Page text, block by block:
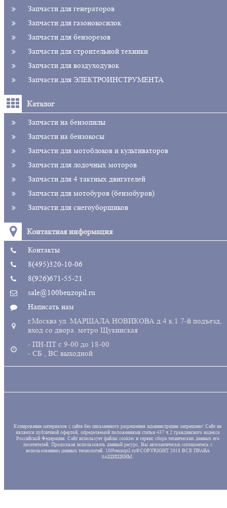
Запчасти для генераторов
Запчасти для газонокосилок
Запчасти для бензорезов
Запчасти для строительной техники
Запчасти для воздуходувок
Запчасти для ЭЛЕКТРОИНСТРУМЕНТА
Каталог
Запчасти на бензопилы
Запчасти на бензокосы
Запчасти для мотоблоков и культиваторов
Запчасти для лодочных моторов
Запчасти для 4 тактных двигателей
Запчасти для мотобуров (бензобуров)
Запчасти для снегоуборщиков
Контактная информация
Контакты
8(495)320-10-06
8(926)671-55-21
sale@100benzopil.ru
Написать нам
г.Москва ул. МАРШАЛА НОВИКОВА д.4 к.1 7-й подъезд,
вход со двора. метро Щукинская
- ПН-ПТ с 9-00 до 18-00
- СБ , ВС выходной
Копирование материалов с сайта без письменного разрешения администрации запрещено! Сайт не
является публичной офертой, определяемой положениями статьи 437 ч.2 гражданского кодекса
Российской Федерации. Сайт использует файлы cookies и сервис сбора технических данных его
посетителей. Продолжая использовать данный ресурс, Вы автоматически соглашаетесь с
использованием данных технологий. 100benzopil.ru©COPYRIGHT 2018 ВСЕ ПРАВА
ЗАЩИЩЕНЫ.